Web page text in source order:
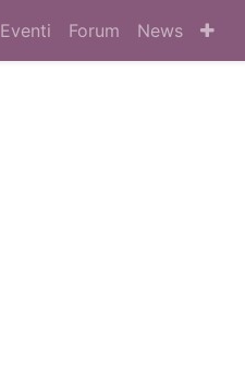
Eventi Forum News